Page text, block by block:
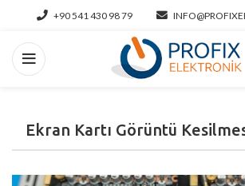
+90 541 430 98 79
Ekran Kartı Görüntü